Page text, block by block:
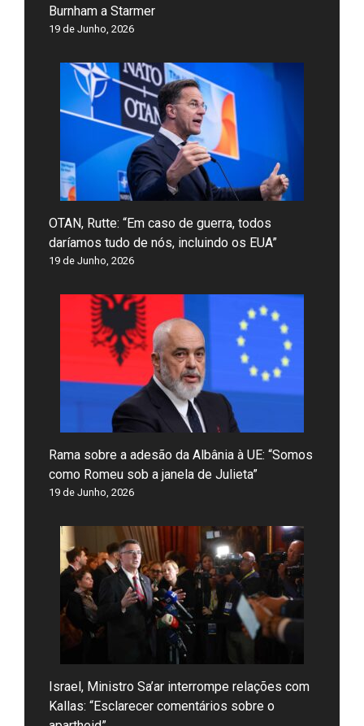
Burnham a Starmer
19 de Junho, 2026
OTAN, Rutte: “Em caso de guerra, todos
daríamos tudo de nós, incluindo os EUA”
19 de Junho, 2026
Rama sobre a adesão da Albânia à UE: “Somos
como Romeu sob a janela de Julieta”
19 de Junho, 2026
Israel, Ministro Sa’ar interrompe relações com
Kallas: “Esclarecer comentários sobre o